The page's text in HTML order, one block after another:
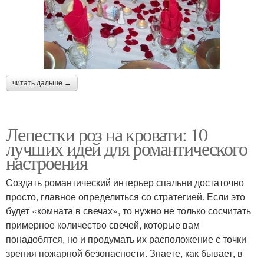
читать дальше →
Лепестки роз на кровати: 10
лучших идей для романтического
настроения
Создать романтический интерьер спальни достаточно
просто, главное определиться со стратегией. Если это
будет «комната в свечах», то нужно не только сосчитать
примерное количество свечей, которые вам
понадобятся, но и продумать их расположение с точки
зрения пожарной безопасности. Знаете, как бывает, в